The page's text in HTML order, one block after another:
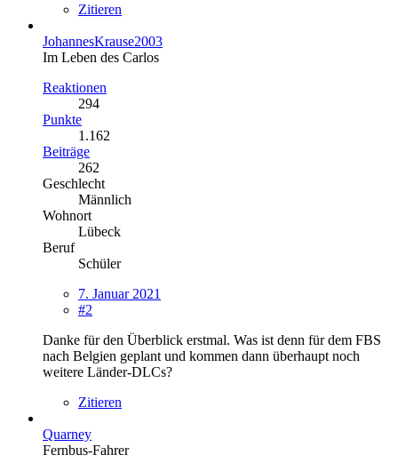
Zitieren
JohannesKrause2003
Im Leben des Carlos
Reaktionen
294
Punkte
1.162
Beiträge
262
Geschlecht
Männlich
Wohnort
Lübeck
Beruf
Schüler
7. Januar 2021
#2
Danke für den Überblick erstmal. Was ist denn für dem FBS
nach Belgien geplant und kommen dann überhaupt noch
weitere Länder-DLCs?
Zitieren
Quarney
Fernbus-Fahrer